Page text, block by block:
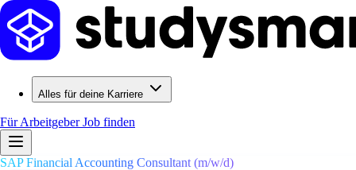
Alles für deine Karriere
Für ArbeitgeberJob finden
SAP Financial Accounting Consultant (m/w/d)